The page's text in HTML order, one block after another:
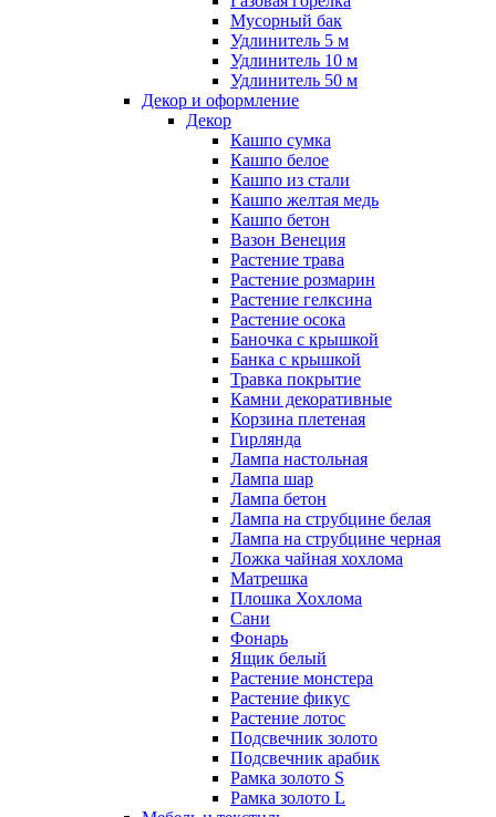
Мусорный бак
Удлинитель 5 м
Удлинитель 10 м
Удлинитель 50 м
Декор и оформление
Декор
Кашпо сумка
Кашпо белое
Кашпо из стали
Кашпо желтая медь
Кашпо бетон
Вазон Венеция
Растение трава
Растение розмарин
Растение гелксина
Растение осока
Баночка с крышкой
Банка с крышкой
Травка покрытие
Камни декоративные
Корзина плетеная
Гирлянда
Лампа настольная
Лампа шар
Лампа бетон
Лампа на струбцине белая
Лампа на струбцине черная
Ложка чайная хохлома
Матрешка
Плошка Хохлома
Сани
Фонарь
Ящик белый
Растение монстера
Растение фикус
Растение лотос
Подсвечник золото
Подсвечник арабик
Рамка золото S
Рамка золото L